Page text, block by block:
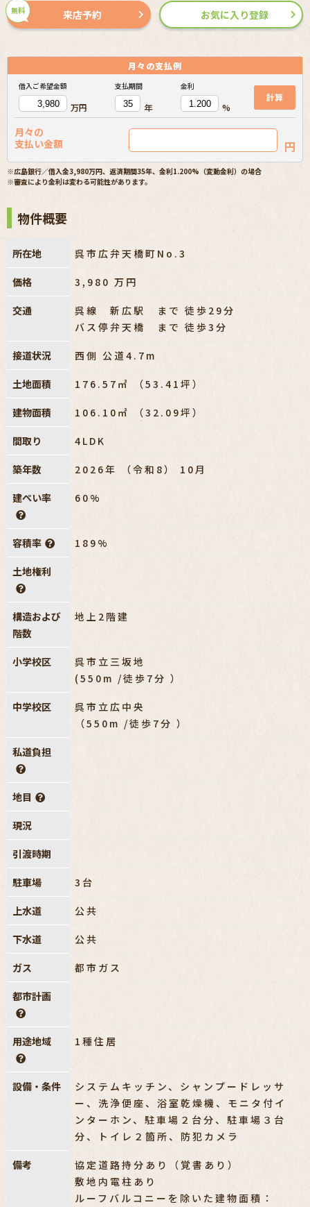
無料 来店予約 お気に入り登録
月々の支払例
借入ご希望金額
万円
支払期間
年
金利
%
計算
月々の
支払い金額
円
※広島銀行／借入金3,980万円、返済期間35年、金利1.200%（変動金利）の場合
※審査により金利は変わる可能性があります。
物件概要
所在地 呉市広弁天橋町No.3
価格 3,980 万円
交通
呉線 新広駅 まで 徒歩29分
バス停弁天橋 まで 徒歩3分
接道状況 西側 公道4.7m
土地面積 176.57㎡ （53.41坪）
建物面積 106.10㎡ （32.09坪）
間取り 4LDK
築年数 2026年 （令和8） 10月
建ぺい率 60%
容積率 189%
土地権利
構造および
階数
地上2階建
小学校区
呉市立三坂地
(550m /徒歩7分 ）
中学校区
呉市立広中央
（550m /徒歩7分 ）
私道負担
地目
現況
引渡時期
駐車場 3台
上水道 公共
下水道 公共
ガス 都市ガス
都市計画
用途地域 1種住居
設備・条件
システムキッチン、シャンプードレッサ
ー、洗浄便座、浴室乾燥機、モニタ付イ
ンターホン、駐車場２台分、駐車場３台
分、トイレ２箇所、防犯カメラ
備考
協定道路持分あり（覚書あり）
敷地内電柱あり
ルーフバルコニーを除いた建物面積：